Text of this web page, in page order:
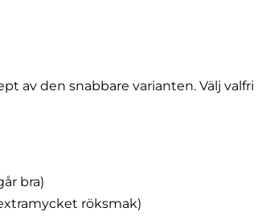
av den snabbare varianten. Välj valfri
bra)
röksmak)